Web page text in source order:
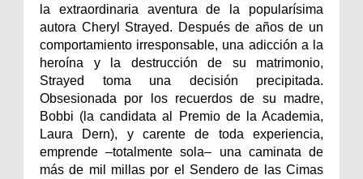
la extraordinaria aventura de la popularísima
autora Cheryl Strayed. Después de años de un
comportamiento irresponsable, una adicción a la
heroína y la destrucción de su matrimonio,
Strayed toma una decisión precipitada.
Obsesionada por los recuerdos de su madre,
Bobbi (la candidata al Premio de la Academia,
Laura Dern), y carente de toda experiencia,
emprende –totalmente sola– una caminata de
más de mil millas por el Sendero de las Cimas